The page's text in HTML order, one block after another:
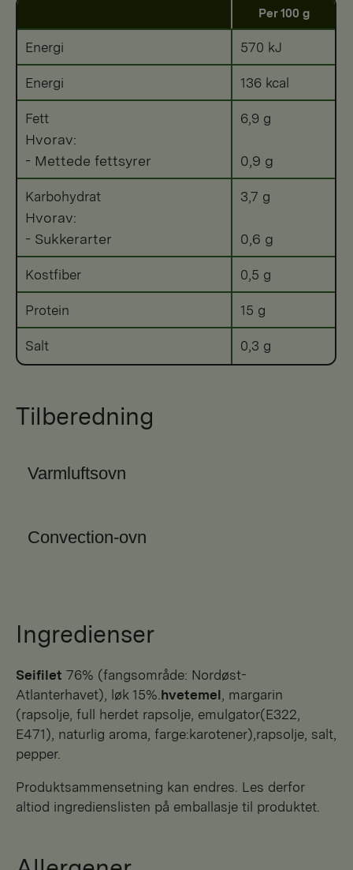
Per 100 g
Energi 570 kJ
Energi 136 kcal
Fett
Hvorav:
- Mettede fettsyrer
6,9 g
0,9 g
Karbohydrat
Hvorav:
- Sukkerarter
3,7 g
0,6 g
Kostfiber 0,5 g
Protein 15 g
Salt 0,3 g
Tilberedning
Varmluftsovn
Convection-ovn
Ingredienser
seifilet 76% (fangsområde: Nordøst-
Atlanterhavet), løk 15%. hvetemel , margarin
(rapsolje, full herdet rapsolje, emulgator(E322,
E471), naturlig aroma, farge:karotener),rapsolje, salt,
pepper.
Produktsammensetning kan endres. Les derfor
altiod ingredienslisten på emballasje til produktet.